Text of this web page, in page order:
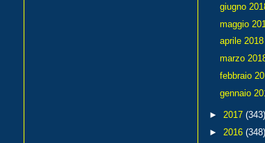
giugno
maggio
aprile 2018
marzo
febbraio
gennaio
► 2017 (343)
► 2016 (348)